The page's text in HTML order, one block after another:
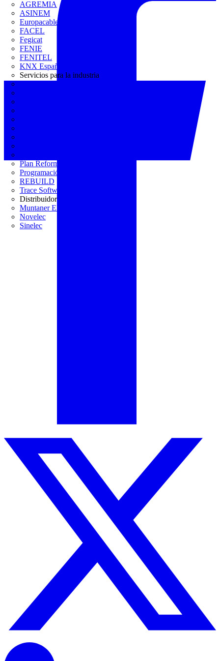
AGREMIA
ASINEM
Europacable
FACEL
Fegicat
FENIE
FENITEL
KNX España
Servicios para la industria
Plan Reforma
Programación Integral
REBUILD
Trace Software
Distribuidor
Muntaner Electro
Novelec
Sinelec